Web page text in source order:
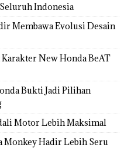
Indonesia
Membawa Evolusi Desain
New Honda BeAT
Bukti Jadi Pilihan
Motor Lebih Maksimal
Monkey Hadir Lebih Seru